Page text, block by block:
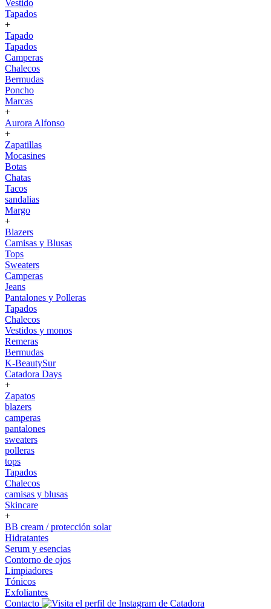
Vestido
Tapados
+
Tapado
Tapados
Camperas
Chalecos
Bermudas
Poncho
Marcas
+
Aurora Alfonso
+
Zapatillas
Mocasines
Botas
Chatas
Tacos
sandalias
Margo
+
Blazers
Camisas y Blusas
Tops
Sweaters
Camperas
Jeans
Pantalones y Polleras
Tapados
Chalecos
Vestidos y monos
Remeras
Bermudas
K-BeautySur
Catadora Days
+
Zapatos
blazers
camperas
pantalones
sweaters
polleras
tops
Tapados
Chalecos
camisas y blusas
Skincare
+
BB cream / protección solar
Hidratantes
Serum y esencias
Contorno de ojos
Limpiadores
Tónicos
Exfoliantes
Contacto